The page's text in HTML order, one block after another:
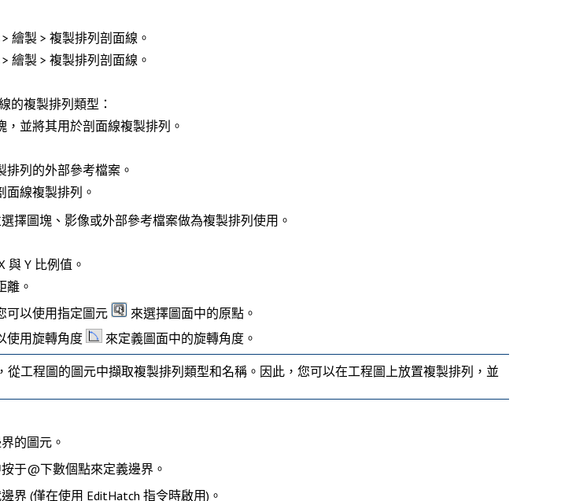
繪製 > 複製排列剖面線 。
繪製 > 複製排列剖面線 。
的複製排列類型：
並將其用於剖面線複製排列。
排列的外部參考檔案。
線複製排列。
擇圖塊、影像或外部參考檔案做為複製排列使用。
與 Y 比例值。
離。
可以使用指定圖元
來選擇圖面中的原點。
使用旋轉角度 來定義圖面中的旋轉角度。
，從工程圖的圖元中擷取複製排列類型和名稱。因此，您可以在工程圖上放置複製排列，並
的圖元。
于@下數個點來定義邊界。
界 (僅在使用 EditHatch 指令時啟用)。